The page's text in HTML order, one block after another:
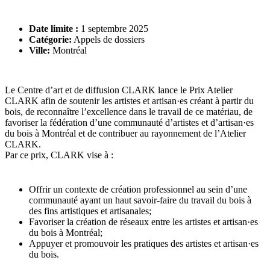
Date limite : 1 septembre 2025
Catégorie: Appels de dossiers
Ville: Montréal
Le Centre d’art et de diffusion CLARK lance le Prix Atelier
CLARK afin de soutenir les artistes et artisan·es créant à partir du
bois, de reconnaître l’excellence dans le travail de ce matériau, de
favoriser la fédération d’une communauté d’artistes et d’artisan·es
du bois à Montréal et de contribuer au rayonnement de l’Atelier
CLARK.
Par ce prix, CLARK vise à :
Offrir un contexte de création professionnel au sein d’une
communauté ayant un haut savoir-faire du travail du bois à
des fins artistiques et artisanales;
Favoriser la création de réseaux entre les artistes et artisan·es
du bois à Montréal;
Appuyer et promouvoir les pratiques des artistes et artisan·es
du bois.